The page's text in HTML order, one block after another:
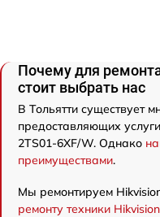
Почему для
стоит выбрать нас
В Тольятти существует
предоставляющих
2TS01-6XF/W. Однако
преимуществами.
Мы ремонтируем
ремонту техники Hikvision